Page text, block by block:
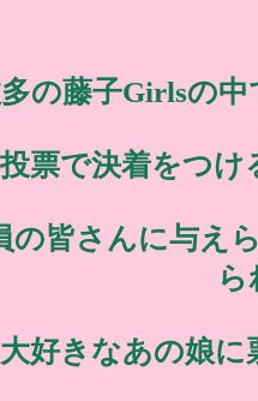
の藤子Girlsの
投票で決着をつ
の皆さんに与え
ら
大好きなあの娘